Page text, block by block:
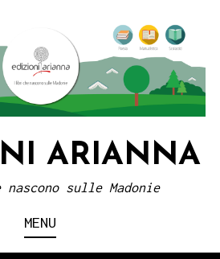
ARIANNA
sulle Madonie
MENU